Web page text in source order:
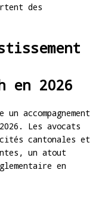
des
en 2026
accompagnement
Les avocats
cantonales et
un atout
en